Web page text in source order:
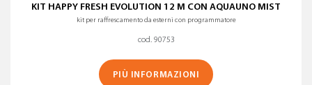
KIT HAPPY FRESH EVOLUTION 12 M CON AQUAUNO MIST
kit per raffrescamento da esterni con programmatore
cod. 90753
PIÙ INFORMAZIONI